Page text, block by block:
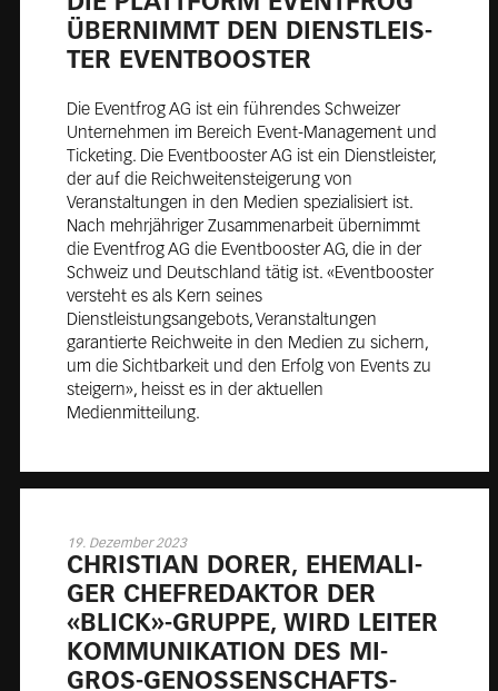
ÜBER­NIMMT DEN DIENST­LEIS­
TER EVENT­BOOS­TER
Die Eventfrog AG ist ein führendes Schweizer
Unternehmen im Bereich Event-Management und
Ticketing. Die Eventbooster AG ist ein Dienstleister,
der auf die Reichweitensteigerung von
Veranstaltungen in den Medien spezialisiert ist.
Nach mehrjähriger Zusammenarbeit übernimmt
die Eventfrog AG die Eventbooster AG, die in der
Schweiz und Deutschland tätig ist. «Eventbooster
versteht es als Kern seines
Dienstleistungsangebots, Veranstaltungen
garantierte Reichweite in den Medien zu sichern,
um die Sichtbarkeit und den Erfolg von Events zu
steigern», heisst es in der aktuellen
Medienmitteilung.
19. Dezember 2023
CHRIS­TI­AN DO­RER, EHE­MA­LI­
GER CHEF­RE­DAK­TOR DER
«BLICK»-GRUP­PE, WIRD LEI­TER
KOM­MU­NI­KA­TI­ON DES MI­
GROS-GE­NOS­SEN­SCHAFTS-